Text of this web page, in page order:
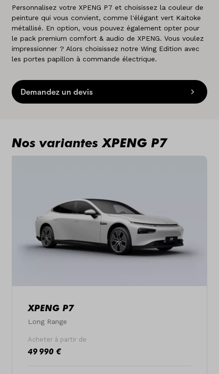
Personnalisez votre XPENG P7 et choisissez la couleur de
peinture qui vous convient, comme l'élégant vert Kaitoke
métallisé. En option, vous pouvez également opter pour
le pack premium comfort & audio de XPENG. Vous voulez
impressionner ? Alors choisissez notre Wing Edition avec
les portes papillon à commande électrique.
Demandez un devis
Nos variantes XPENG P7
XPENG P7
Long Range
Acheter à partir de
49 990 €